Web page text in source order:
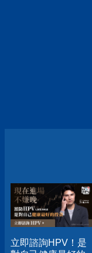
立即諮詢HPV！是